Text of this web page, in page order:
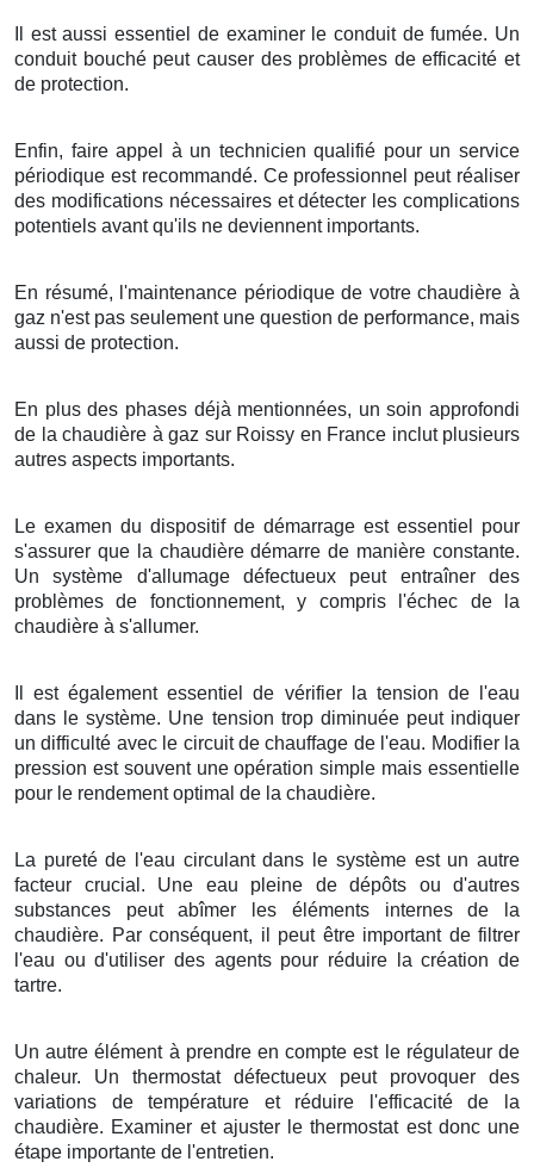
Il est aussi essentiel de examiner le conduit de fumée. Un
conduit bouché peut causer des problèmes de efficacité et
de protection.
Enfin, faire appel à un technicien qualifié pour un service
périodique est recommandé. Ce professionnel peut réaliser
des modifications nécessaires et détecter les complications
potentiels avant qu'ils ne deviennent importants.
En résumé, l'maintenance périodique de votre chaudière à
gaz n'est pas seulement une question de performance, mais
aussi de protection.
En plus des phases déjà mentionnées, un soin approfondi
de la chaudière à gaz sur Roissy en France inclut plusieurs
autres aspects importants.
Le examen du dispositif de démarrage est essentiel pour
s'assurer que la chaudière démarre de manière constante.
Un système d'allumage défectueux peut entraîner des
problèmes de fonctionnement, y compris l'échec de la
chaudière à s'allumer.
Il est également essentiel de vérifier la tension de l'eau
dans le système. Une tension trop diminuée peut indiquer
un difficulté avec le circuit de chauffage de l'eau. Modifier la
pression est souvent une opération simple mais essentielle
pour le rendement optimal de la chaudière.
La pureté de l'eau circulant dans le système est un autre
facteur crucial. Une eau pleine de dépôts ou d'autres
substances peut abîmer les éléments internes de la
chaudière. Par conséquent, il peut être important de filtrer
l'eau ou d'utiliser des agents pour réduire la création de
tartre.
Un autre élément à prendre en compte est le régulateur de
chaleur. Un thermostat défectueux peut provoquer des
variations de température et réduire l'efficacité de la
chaudière. Examiner et ajuster le thermostat est donc une
étape importante de l'entretien.